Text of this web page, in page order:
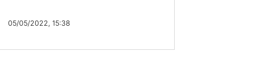
05/05/2022, 15:38